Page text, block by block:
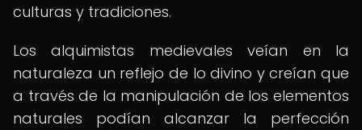
culturas y tradiciones.
Los alquimistas medievales veían en la
naturaleza un reflejo de lo divino y creían que
a través de la manipulación de los elementos
naturales podían alcanzar la perfección